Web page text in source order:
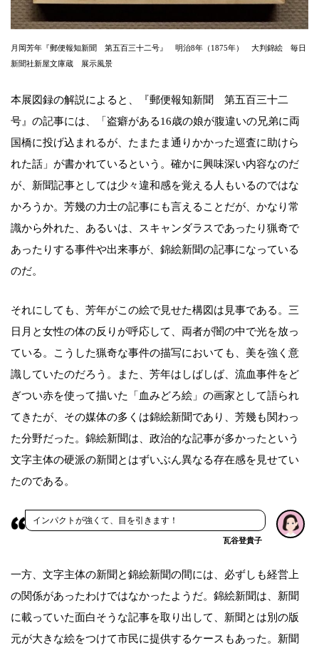
月岡芳年『郵便報知新聞 第五百三十二号』 明治8年（1875年） 大判錦絵 毎日
新聞社新屋文庫蔵 展示風景
本展図録の解説によると、『郵便報知新聞 第五百三十二
号』の記事には、「盗癖がある16歳の娘が腹違いの兄弟に両
国橋に投げ込まれるが、たまたま通りかかった巡査に助けら
れた話」が書かれているという。確かに興味深い内容なのだ
が、新聞記事としては少々違和感を覚える人もいるのではな
かろうか。芳幾の力士の記事にも言えることだが、かなり常
識から外れた、あるいは、スキャンダラスであったり猟奇で
あったりする事件や出来事が、錦絵新聞の記事になっている
のだ。
それにしても、芳年がこの絵で見せた構図は見事である。三
日月と女性の体の反りが呼応して、両者が闇の中で光を放っ
ている。こうした猟奇な事件の描写においても、美を強く意
識していたのだろう。また、芳年はしばしば、流血事件をど
ぎつい赤を使って描いた「血みどろ絵」の画家として語られ
てきたが、その媒体の多くは錦絵新聞であり、芳幾も関わっ
た分野だった。錦絵新聞は、政治的な記事が多かったという
文字主体の硬派の新聞とはずいぶん異なる存在感を見せてい
たのである。
インパクトが強くて、目を引きます！
瓦谷登貴子
一方、文字主体の新聞と錦絵新聞の間には、必ずしも経営上
の関係があったわけではなかったようだ。錦絵新聞は、新聞
に載っていた面白そうな記事を取り出して、新聞とは別の版
元が大きな絵をつけて市民に提供するケースもあった。新聞